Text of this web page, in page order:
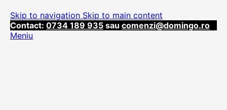
Skip to navigation Skip to main content
Contact: 0734 189 935 sau comenzi@domingo.ro
Meniu